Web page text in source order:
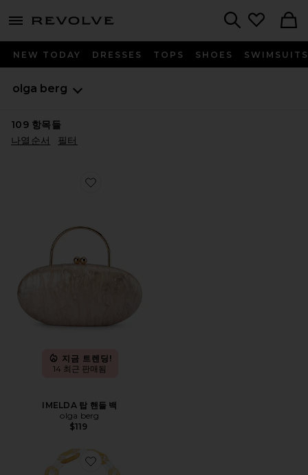
menu - shows more content
NEW TODAY DRESSES TOPS SHOES SWIMSUITS
olga berg
109항목들
나열순서
필터
Favorite IMELDA 탑 핸들 백
지금 트렌딩!
14 최근 판매됨
IMELDA 탑 핸들 백
olga berg
$119
Favorite ERIKA 아크릴 웨이브 가방